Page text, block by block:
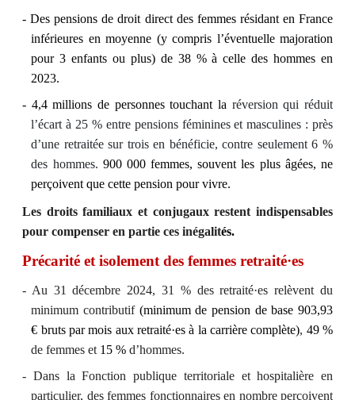
- Des pensions de droit direct des femmes résidant en France
inférieures en moyenne (y compris l’éventuelle majoration
pour 3 enfants ou plus) de 38 % à celle des hommes en
2023.
- 4,4 millions de personnes touchant la réversion qui réduit
l’écart à 25 % entre pensions féminines et masculines : près
d’une retraitée sur troisen bénéficie, contre seulement 6 %
des hommes. 900 000 femmes, souvent les plus âgées, ne
perçoivent que cette pension pour vivre.
Les droits familiaux et conjugaux restent indispensables
pour compenser en partie ces inégalités.
Précarité et isolement des femmes retraité·es
- Au 31 décembre 2024, 31 % des retraité·es relèvent du
minimum contributif(minimum de pension de base 903,93
€ bruts par mois aux retraité·es à la carrière complète), 49 %
de femmes et 15 %d’hommes.
- Dans la Fonction publique territoriale et hospitalière en
particulier, des femmes fonctionnaires en nombre perçoivent